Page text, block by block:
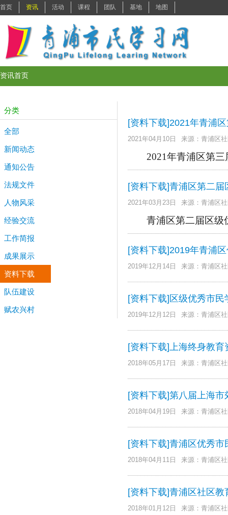
首页 资讯 活动 课程 团队 基地 地图
资讯首页
分类
全部
新闻动态
通知公告
法规文件
人物风采
经验交流
工作简报
成果展示
资料下载
队伍建设
赋农兴村
[资料下载]2021年青浦
2021年04月10日 来源：青浦区
2021年青浦区第
[资料下载]青浦区第二
2021年03月23日 来源：青浦区
青浦区第二届区级
[资料下载]2019年青浦
2019年12月14日 来源：青浦区
[资料下载]区级优秀市
2019年12月12日 来源：青浦区
[资料下载]上海终身教
2018年05月17日 来源：青浦区
[资料下载]第八届上海
2018年04月19日 来源：青浦区
[资料下载]青浦区优秀
2018年04月11日 来源：青浦区
[资料下载]青浦区社区
2018年01月12日 来源：青浦区